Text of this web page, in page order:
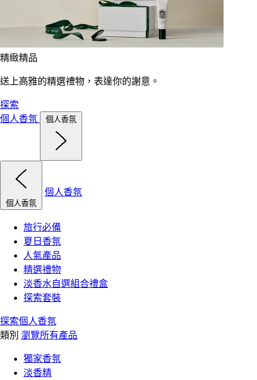
精緻精品
送上高雅的精選禮物，表達你的謝意。
探索
個人香氛
個人香氛
個人香氛
個人香氛
旅行必備
夏日香氛
人氣產品
精選禮物
淡香水自選組合禮盒
探索套裝
探索個人香氛
類別 瀏覽所有產品
獨家香氛
淡香精